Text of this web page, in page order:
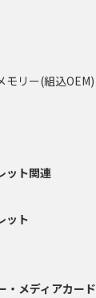
モリー(組込OEM)
ット関連
ット
・メディアカード